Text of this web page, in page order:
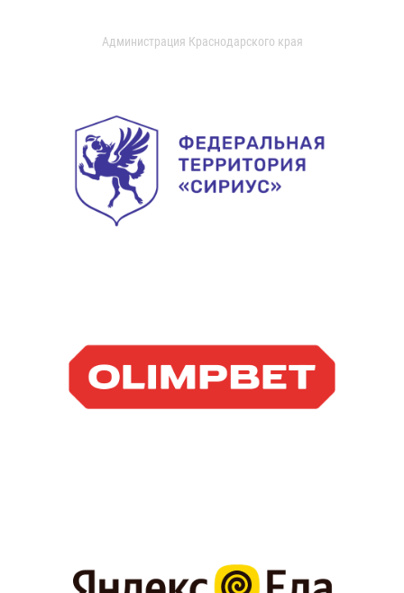
Администрация Краснодарского края